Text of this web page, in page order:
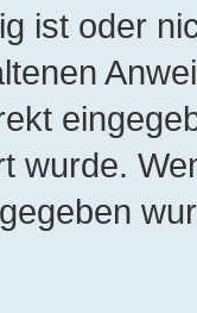
ist oder
wurde.